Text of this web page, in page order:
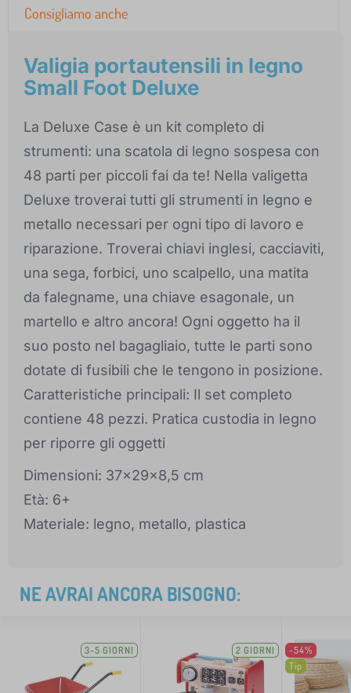
Consigliamo anche
Valigia portautensili in legno
Small Foot Deluxe
La Deluxe Case è un kit completo di
strumenti: una scatola di legno sospesa con
48 parti per piccoli fai da te! Nella valigetta
Deluxe troverai tutti gli strumenti in legno e
metallo necessari per ogni tipo di lavoro e
riparazione. Troverai chiavi inglesi, cacciaviti,
una sega, forbici, uno scalpello, una matita
da falegname, una chiave esagonale, un
martello e altro ancora! Ogni oggetto ha il
suo posto nel bagagliaio, tutte le parti sono
dotate di fusibili che le tengono in posizione.
Caratteristiche principali: Il set completo
contiene 48 pezzi. Pratica custodia in legno
per riporre gli oggetti
Dimensioni: 37x29x8,5 cm
Età: 6+
Materiale: legno, metallo, plastica
NE AVRAI ANCORA BISOGNO:
3-5 GIORNI 2 GIORNI
-54%
Tip